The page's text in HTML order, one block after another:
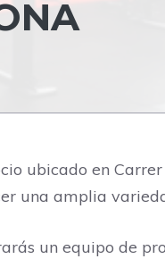
ubicado en
una amplia
un equipo de